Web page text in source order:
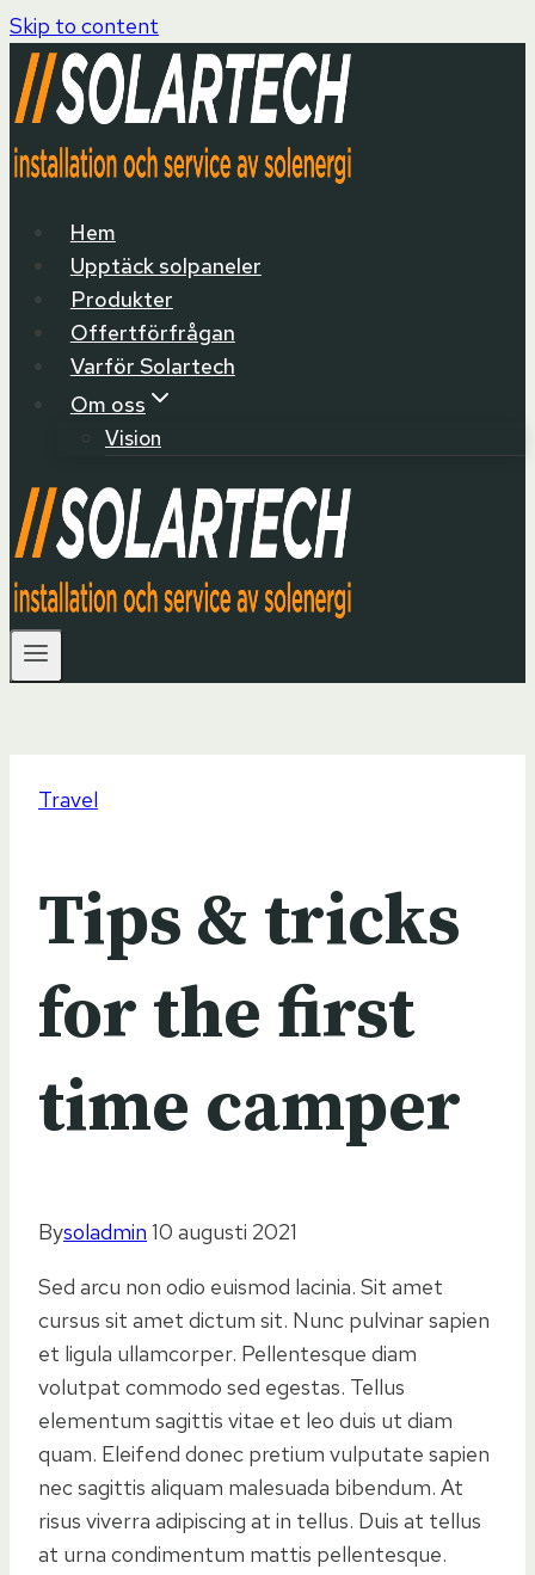
Skip to content
Hem
Upptäck solpaneler
Produkter
Offertförfrågan
Varför Solartech
Om oss
Vision
Travel
Tips & tricks
for the first
time camper
Bysoladmin 10 augusti 2021
Sed arcu non odio euismod lacinia. Sit amet
cursus sit amet dictum sit. Nunc pulvinar sapien
et ligula ullamcorper. Pellentesque diam
volutpat commodo sed egestas. Tellus
elementum sagittis vitae et leo duis ut diam
quam. Eleifend donec pretium vulputate sapien
nec sagittis aliquam malesuada bibendum. At
risus viverra adipiscing at in tellus. Duis at tellus
at urna condimentum mattis pellentesque.